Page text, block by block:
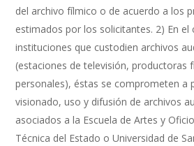
del archivo fílmico o de acuerdo a los
estimados por los solicitantes. 2) En el
instituciones que custodien archivos
(estaciones de televisión, productoras
personales), éstas se comprometen a
visionado, uso y difusión de archivos
asociados a la Escuela de Artes y
Técnica del Estado o Universidad de